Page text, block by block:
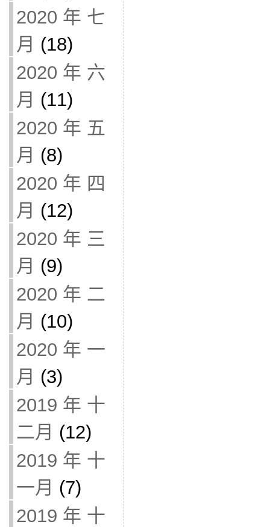
2020 年 七
月 (18)
2020 年 六
月 (11)
2020 年 五
月 (8)
2020 年 四
月 (12)
2020 年 三
月 (9)
2020 年 二
月 (10)
2020 年 一
月 (3)
2019 年 十
二月 (12)
2019 年 十
一月 (7)
2019 年 十